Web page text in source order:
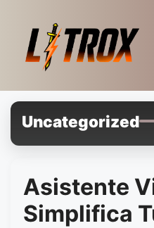
conteúdo
Uncategorized
Asistente
Simplifica